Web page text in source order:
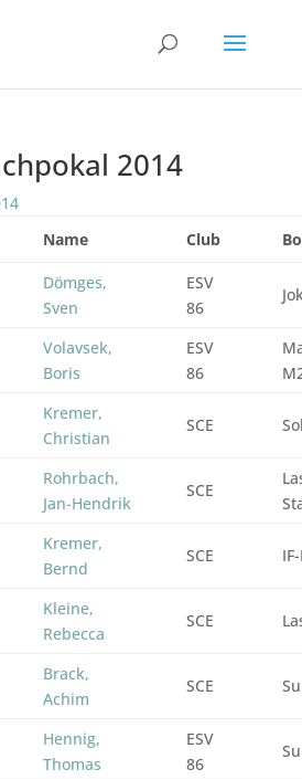
2014
Name Club
Dömges,
Sven
ESV
86
Volavsek,
Boris
ESV
86
Kremer,
Christian
SCE
Rohrbach,
Jan-Hendrik
SCE
Kremer,
Bernd
SCE
Kleine,
Rebecca
SCE
Brack,
Achim
SCE
Hennig,
Thomas
ESV
86